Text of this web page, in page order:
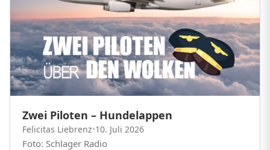
Zwei Piloten – Hundelappen
Felicitas Liebrenz•10. Juli 2026
Foto: Schlager Radio